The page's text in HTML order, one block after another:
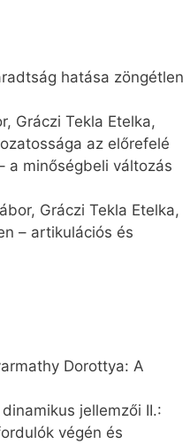
hatása zöngétlen
Gráczi Tekla Etelka,
az előrefelé
a minőségbeli változás
Gráczi Tekla Etelka,
– artikulációs és
Dorottya: A
jellemzői II.:
végén és